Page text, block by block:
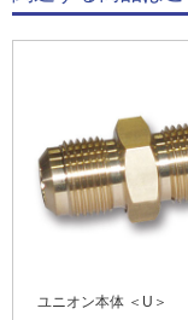
ユニオン本体 ＜U＞